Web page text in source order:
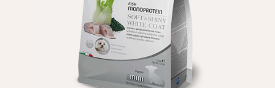
О Нас
Оптовым клиентам
Контакты
+380 (95) 095-00-05